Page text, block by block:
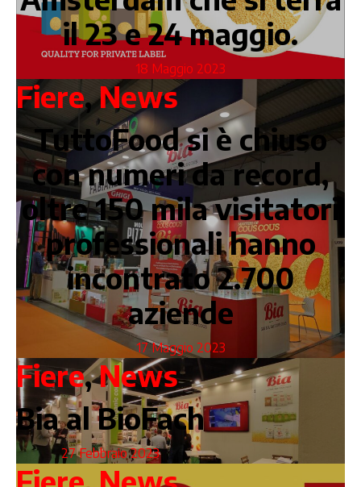
il 23 e 24 maggio.
18 Maggio 2023
Fiere,News
TuttoFood si è chiuso
con numeri da record,
oltre 150 mila visitatori
professionali hanno
incontrato 2.700
aziende
17 Maggio 2023
Fiere,News
Bia al BioFach
27 Febbraio 2023